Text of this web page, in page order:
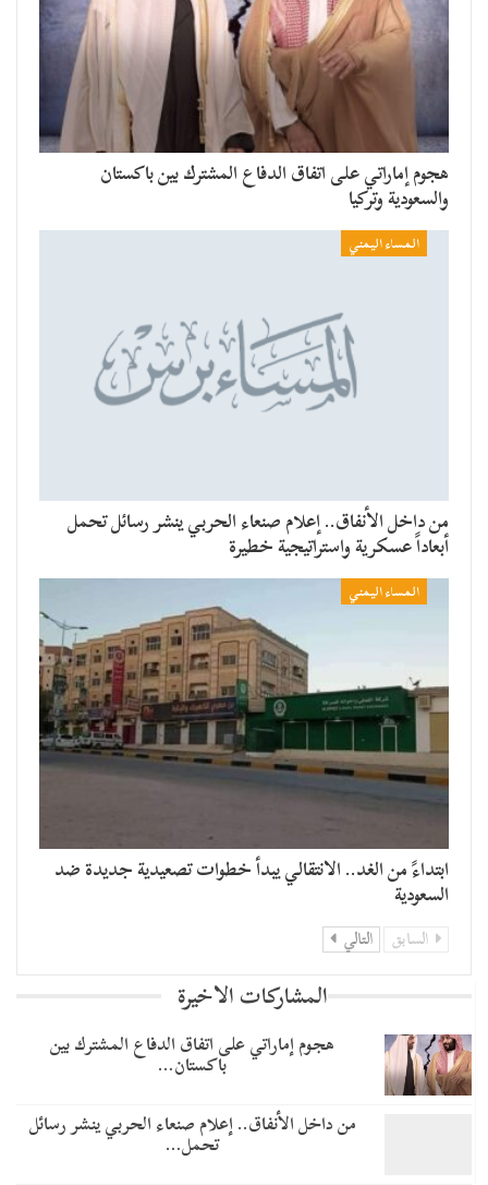
هجوم إماراتي على اتفاق الدفاع المشترك بين باكستان
والسعودية وتركيا
المساء اليمني
من داخل الأنفاق.. إعلام صنعاء الحربي ينشر رسائل تحمل
أبعاداً عسكرية واستراتيجية خطيرة
المساء اليمني
​ابتداءً من الغد.. الانتقالي يبدأ خطوات تصعيدية جديدة ضد
السعودية
السابق التالي
المشاركات الاخيرة
هجوم إماراتي على اتفاق الدفاع المشترك بين
باكستان…
من داخل الأنفاق.. إعلام صنعاء الحربي ينشر رسائل
تحمل…